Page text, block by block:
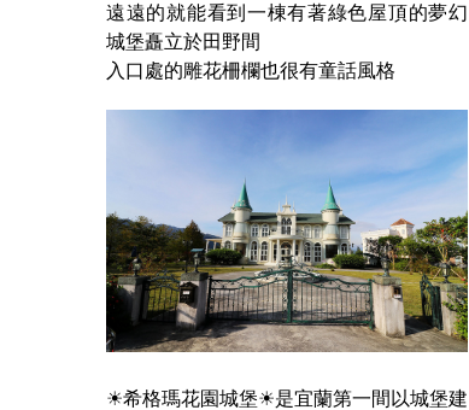
遠遠的就能看到一棟有著綠色屋頂的夢幻
城堡矗立於田野間
入口處的雕花柵欄也很有童話風格
☀希格瑪花園城堡☀是宜蘭第一間以城堡建